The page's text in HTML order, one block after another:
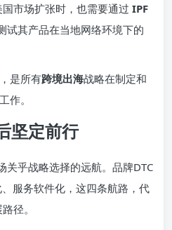
市场扩张时，也需要通过 IPF
试其产品在当地网络环境下的
是所有跨境出海战略在制定和
作。
坚定前行
关乎战略选择的远航。品牌DTC
服务软件化，这四条航路，代
径。